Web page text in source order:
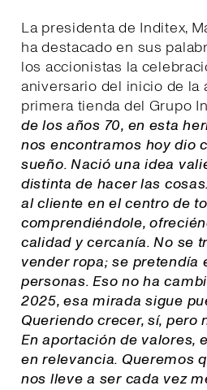
La presidenta de Inditex,
ha destacado en sus
los accionistas la
aniversario del inicio de la
primera tienda del Grupo
de los años 70, en esta
nos encontramos hoy dio
sueño. Nació una idea
distinta de hacer las
al cliente en el centro de
comprendiéndole,
calidad y cercanía. No se
vender ropa; se pretendía
personas. Eso no ha
2025, esa mirada sigue
Queriendo crecer, sí, pero
En aportación de valores,
en relevancia. Queremos
nos lleve a ser cada vez